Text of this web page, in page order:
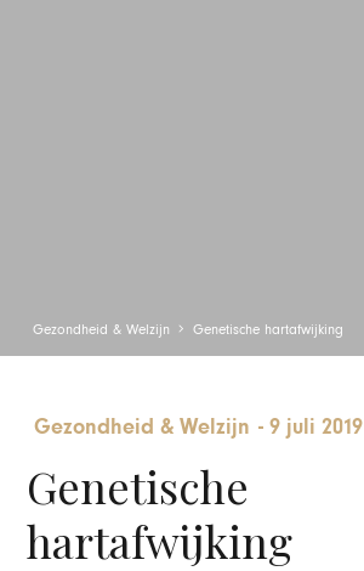
Gezondheid & Welzijn Genetische hartafwijking
Gezondheid & Welzijn -9 juli 2019
Genetische
hartafwijking